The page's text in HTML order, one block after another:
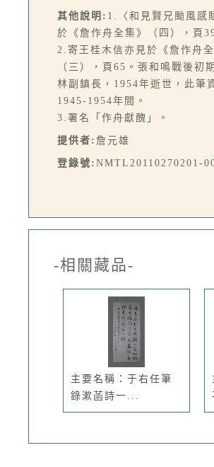
其他說明: 1.〈和見賢兄颱風感
於《詹作舟全集》（四），頁
2.寄王桂木信亦見於《詹作舟全
（三），頁65。張和鳴戰後初
林副鎮長，1954年逝世，此筆
1945-1954年間。
3.署名「作舟獻醜」。
提供者: 詹元雄
登錄號: NMTL20110270201-
-相關藏品-
主要名稱：于右任筆
錄漱菡詩一...